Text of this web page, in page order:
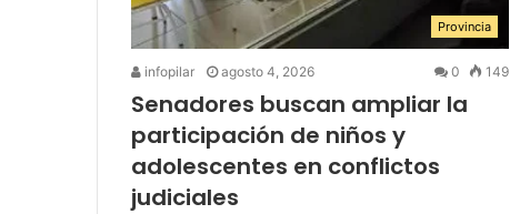
Provincia
infopilar agosto 4, 2026 0 149
Senadores buscan ampliar la
participación de niños y
adolescentes en conflictos
judiciales